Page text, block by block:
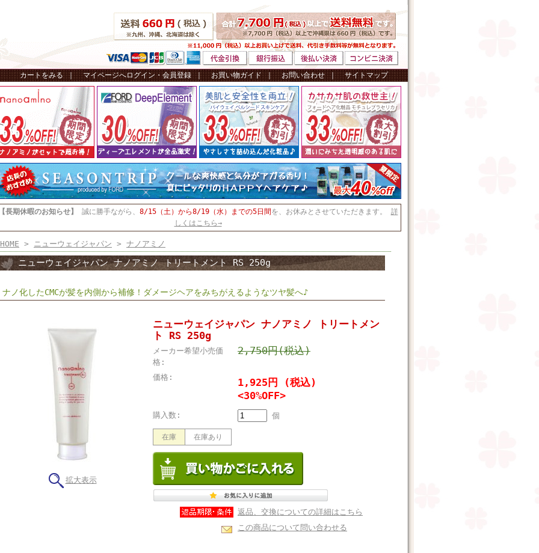
カートをみる｜ マイページへログイン・会員登録｜ お買い物ガイド｜ お問い合わせ｜ サイトマップ
【長期休暇のお知らせ】 誠に勝手ながら、 8/15（土）から8/19（水）までの5日間を、お休みとさせていただきます。 詳
しくはこちら→
HOME > ニューウェイジャパン > ナノアミノ
ニューウェイジャパン ナノアミノ トリートメント RS 250g
ナノ化したCMCが髪を内側から補修！ダメージヘアをみちがえるようなツヤ髪へ♪
拡大表示
ニューウェイジャパン ナノアミノ トリートメン
ト RS 250g
メーカー希望小売価
格:
2,750円(税込)
価格:
1,925円 (税込)
<30%OFF>
購入数: 個
在庫 在庫あり
返品、交換についての詳細はこちら
この商品について問い合わせる